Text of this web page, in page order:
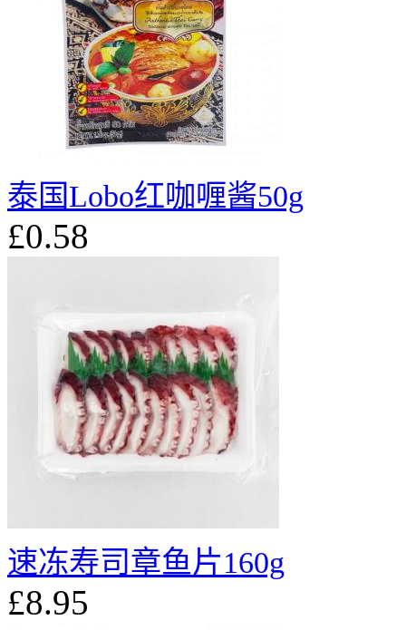
泰国Lobo红咖喱酱50g
£0.58
速冻寿司章鱼片160g
£8.95